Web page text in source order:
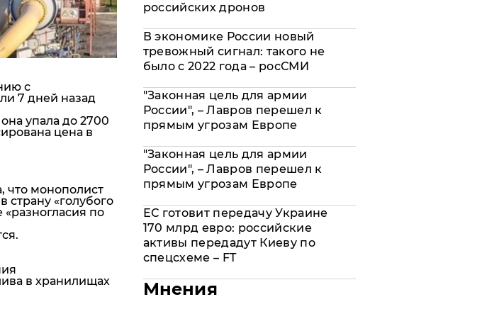
с
7 дней назад
упала до 2700
цена в
что монополист
«голубого
по
в хранилищах
российских дронов
В экономике России новый
тревожный сигнал: такого не
было с 2022 года – росСМИ
"Законная цель для армии
России", – Лавров перешел к
прямым угрозам Европе
"Законная цель для армии
России", – Лавров перешел к
прямым угрозам Европе
ЕС готовит передачу Украине
170 млрд евро: российские
активы передадут Киеву по
спецсхеме – FT
Мнения